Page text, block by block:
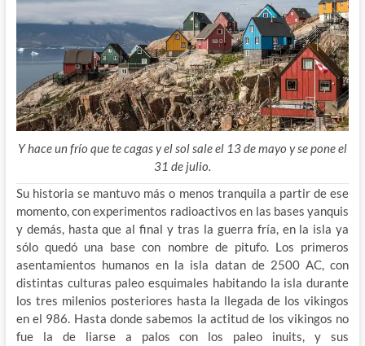
Y hace un frío que te cagas y el sol sale el 13 de mayo y se pone el
31 de julio.
Su historia se mantuvo más o menos tranquila a partir de ese
momento, con experimentos radioactivos en las bases yanquis
y demás, hasta que al final y tras la guerra fría, en la isla ya
sólo quedó una base con nombre de pitufo. Los primeros
asentamientos humanos en la isla datan de 2500 AC, con
distintas culturas paleo esquimales habitando la isla durante
los tres milenios posteriores hasta la llegada de los vikingos
en el 986. Hasta donde sabemos la actitud de los vikingos no
fue la de liarse a palos con los paleo inuits, y sus